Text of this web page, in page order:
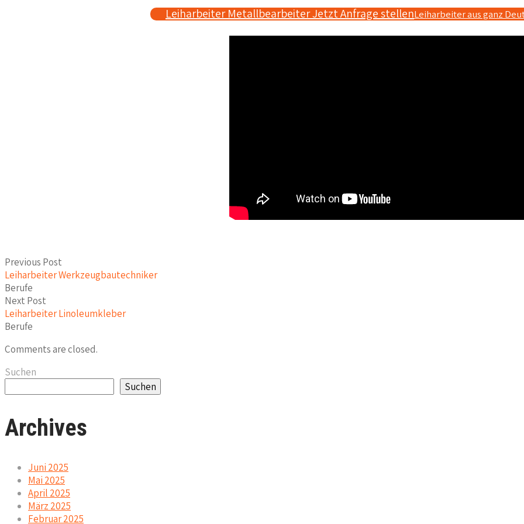
Leiharbeiter Metallbearbeiter Jetzt Anfrage stellenLeiharbeiter aus ganz
Previous Post
Leiharbeiter Werkzeugbautechniker
Berufe
Next Post
Leiharbeiter Linoleumkleber
Berufe
Comments are closed.
Suchen
Suchen
Archives
Juni 2025
Mai 2025
April 2025
März 2025
Februar 2025